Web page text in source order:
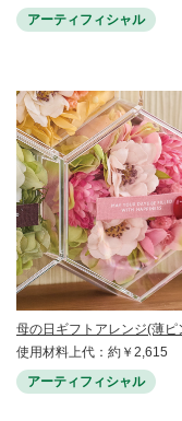
アーティフィシャル
母の日ギフトアレンジ(薄ピ
使用材料上代：約￥2,615
アーティフィシャル